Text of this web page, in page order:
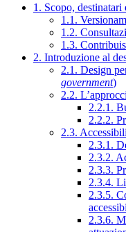
1. Scopo,
1.1.
1.2.
1.3.
2. Introduzione al
2.1. Design
government)
2.2.
2.2.1.
2.2.2.
2.3.
2.3.1.
2.3.2.
2.3.3.
2.3.4.
2.3.5.
2.3.6.